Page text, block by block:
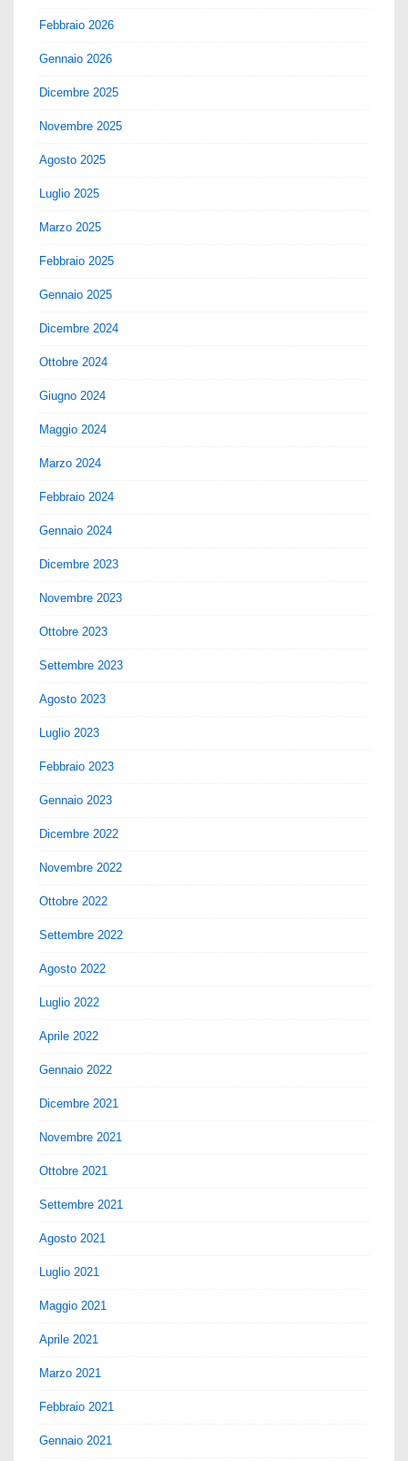
Febbraio 2026
Gennaio 2026
Dicembre 2025
Novembre 2025
Agosto 2025
Luglio 2025
Marzo 2025
Febbraio 2025
Gennaio 2025
Dicembre 2024
Ottobre 2024
Giugno 2024
Maggio 2024
Marzo 2024
Febbraio 2024
Gennaio 2024
Dicembre 2023
Novembre 2023
Ottobre 2023
Settembre 2023
Agosto 2023
Luglio 2023
Febbraio 2023
Gennaio 2023
Dicembre 2022
Novembre 2022
Ottobre 2022
Settembre 2022
Agosto 2022
Luglio 2022
Aprile 2022
Gennaio 2022
Dicembre 2021
Novembre 2021
Ottobre 2021
Settembre 2021
Agosto 2021
Luglio 2021
Maggio 2021
Aprile 2021
Marzo 2021
Febbraio 2021
Gennaio 2021